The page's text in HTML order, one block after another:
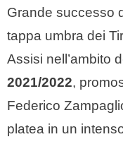
Grande successo
tappa umbra dei
Assisi nell’ambito
2021/2022,
Federico
platea in un